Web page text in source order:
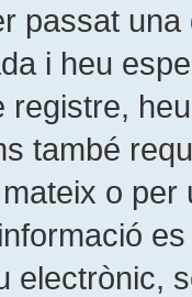
passat
i heu
registre,
també
mateix o
electrònic,